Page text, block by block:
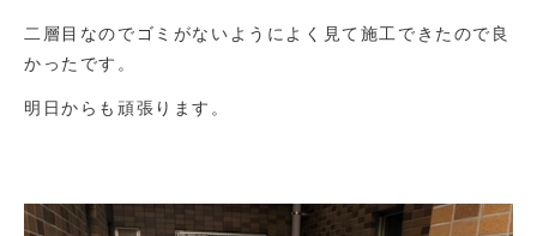
二層目なのでゴミがないようによく見て施工できたので良
かったです。
明日からも頑張ります。